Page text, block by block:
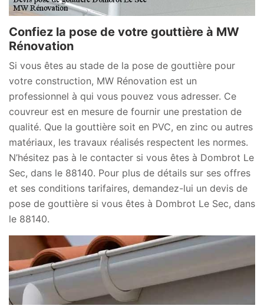
Confiez la pose de votre gouttière à MW
Rénovation
Si vous êtes au stade de la pose de gouttière pour
votre construction, MW Rénovation est un
professionnel à qui vous pouvez vous adresser. Ce
couvreur est en mesure de fournir une prestation de
qualité. Que la gouttière soit en PVC, en zinc ou autres
matériaux, les travaux réalisés respectent les normes.
N’hésitez pas à le contacter si vous êtes à Dombrot Le
Sec, dans le 88140. Pour plus de détails sur ses offres
et ses conditions tarifaires, demandez-lui un devis de
pose de gouttière si vous êtes à Dombrot Le Sec, dans
le 88140.